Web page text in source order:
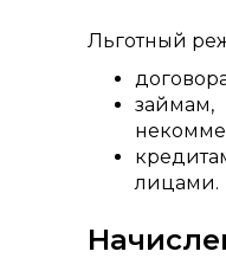
Льготный
лицами.